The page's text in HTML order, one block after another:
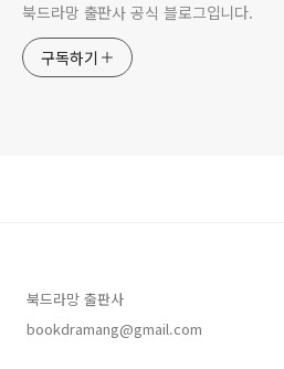
북드라망 출판사 공식 블로그입니다.
구독하기
북드라망 출판사
bookdramang@gmail.com